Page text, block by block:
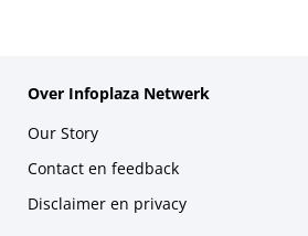
Over Infoplaza Netwerk
Our Story
Contact en feedback
Disclaimer en privacy